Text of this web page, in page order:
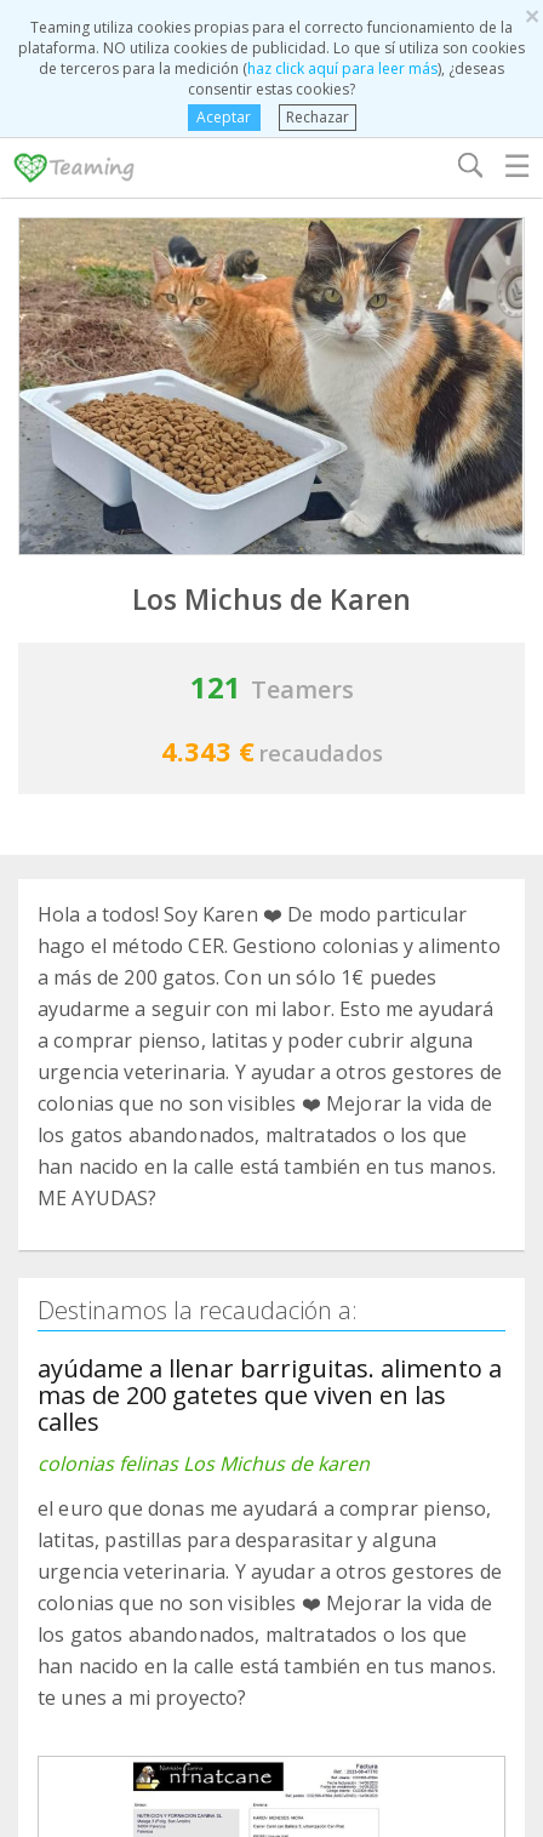
×
Teaming utiliza cookies propias para el correcto funcionamiento de la
plataforma. NO utiliza cookies de publicidad. Lo que sí utiliza son cookies
de terceros para la medición (haz click aquí para leer más), ¿deseas
consentir estas cookies?
Aceptar
Rechazar
☰
Los Michus de Karen
121 Teamers
4.343 € recaudados
Hola a todos! Soy Karen ❤️ De modo particular
hago el método CER. Gestiono colonias y alimento
a más de 200 gatos. Con un sólo 1€ puedes
ayudarme a seguir con mi labor. Esto me ayudará
a comprar pienso, latitas y poder cubrir alguna
urgencia veterinaria. Y ayudar a otros gestores de
colonias que no son visibles ❤️ Mejorar la vida de
los gatos abandonados, maltratados o los que
han nacido en la calle está también en tus manos.
ME AYUDAS?
Destinamos la recaudación a:
ayúdame a llenar barriguitas. alimento a
mas de 200 gatetes que viven en las
calles
colonias felinas Los Michus de karen
el euro que donas me ayudará a comprar pienso,
latitas, pastillas para desparasitar y alguna
urgencia veterinaria. Y ayudar a otros gestores de
colonias que no son visibles ❤️ Mejorar la vida de
los gatos abandonados, maltratados o los que
han nacido en la calle está también en tus manos.
te unes a mi proyecto?